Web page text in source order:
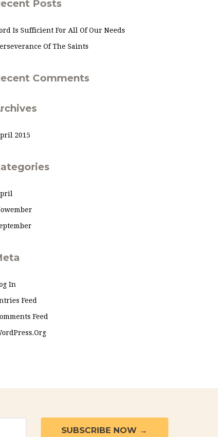
Posts
Is Sufficient For All Of Our Needs
Of The Saints
Comments
2015
In
Feed
Feed